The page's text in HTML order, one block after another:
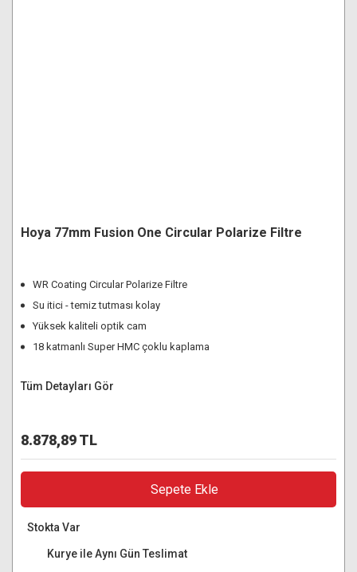
Hoya 77mm Fusion One Circular Polarize Filtre
WR Coating Circular Polarize Filtre
Su itici - temiz tutması kolay
Yüksek kaliteli optik cam
18 katmanlı Super HMC çoklu kaplama
Tüm Detayları Gör
8.878,89 TL
Sepete Ekle
Stokta Var
Kurye ile Aynı Gün Teslimat